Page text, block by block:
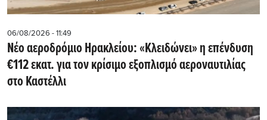
06/08/2026 - 11:49
Νέο αεροδρόμιο Ηρακλείου: «Κλειδώνει» η επένδυση
€112 εκατ. για τον κρίσιμο εξοπλισμό αεροναυτιλίας
στο Καστέλλι